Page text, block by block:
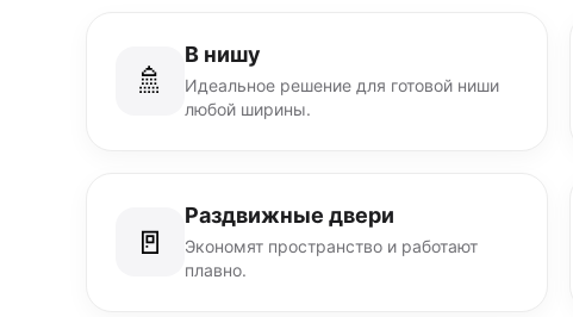
🚿
В нишу
Идеальное решение для готовой ниши
любой ширины.
🚪
Раздвижные двери
Экономят пространство и работают
плавно.